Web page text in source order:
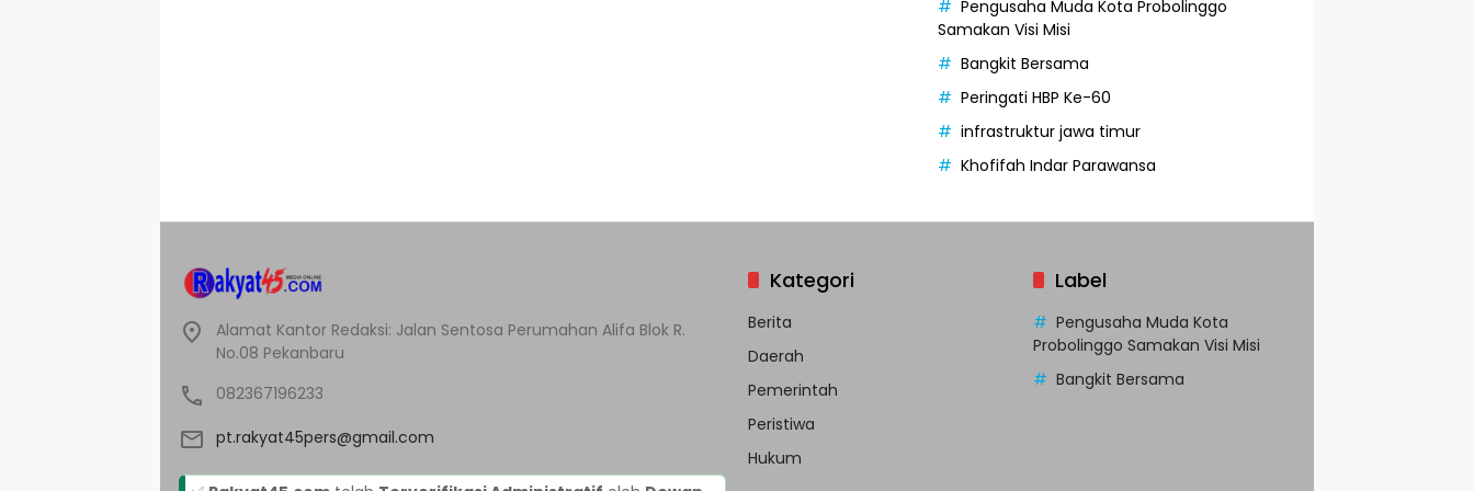
Pengusaha Muda Kota Probolinggo
Samakan Visi Misi
Bangkit Bersama
Peringati HBP Ke-60
infrastruktur jawa timur
Khofifah Indar Parawansa
Alamat Kantor Redaksi: Jalan Sentosa Perumahan Alifa Blok R.
No.08 Pekanbaru
082367196233
pt.rakyat45pers@gmail.com
Kategori
Berita
Daerah
Pemerintah
Peristiwa
Hukum
Label
Pengusaha Muda Kota
Probolinggo Samakan Visi Misi
Bangkit Bersama